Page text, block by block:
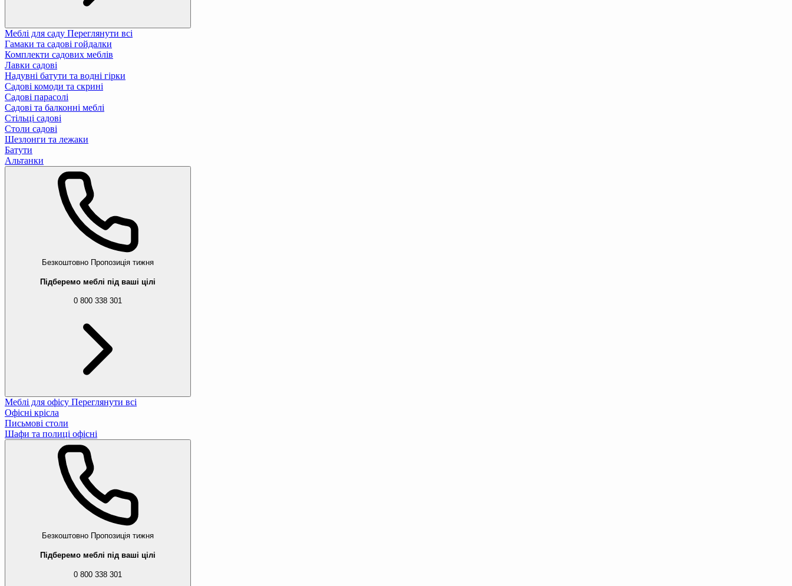
Меблі для саду Переглянути всі
Гамаки та садові гойдалки
Комплекти садових меблів
Лавки садові
Надувні батути та водні гірки
Садові комоди та скрині
Садові парасолі
Садові та балконні меблі
Стільці садові
Столи садові
Шезлонги та лежаки
Батути
Альтанки
Безкоштовно Пропозиція тижня
Підберемо меблі під ваші цілі
0 800 338 301
Меблі для офісу Переглянути всі
Офісні крісла
Письмові столи
Шафи та полиці офісні
Безкоштовно Пропозиція тижня
Підберемо меблі під ваші цілі
0 800 338 301